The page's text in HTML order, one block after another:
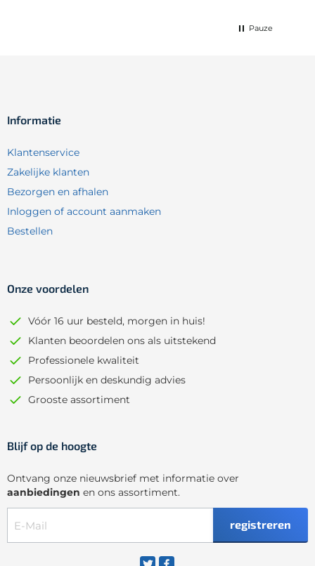
Pauze
Informatie
Klantenservice
Zakelijke klanten
Bezorgen en afhalen
Inloggen of account aanmaken
Bestellen
Onze voordelen
Vóór 16 uur besteld, morgen in huis!
Klanten beoordelen ons als uitstekend
Professionele kwaliteit
Persoonlijk en deskundig advies
Grooste assortiment
Blijf op de hoogte
Ontvang onze nieuwsbrief met informatie over
aanbiedingen en ons assortiment.
registreren